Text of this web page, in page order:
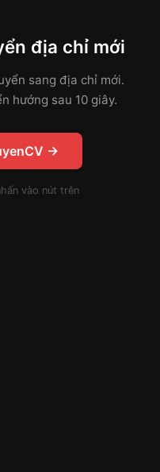
địa chỉ mới
sang địa chỉ mới.
hướng sau 10 giây.
→
vào nút trên